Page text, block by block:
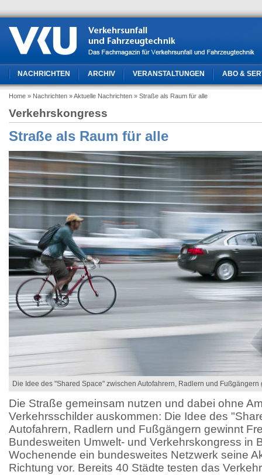
NACHRICHTEN ARCHIV VERANSTALTUNGEN ABO &
Home » Nachrichten » Aktuelle Nachrichten » Straße als Raum für alle
Verkehrskongress
Straße als Raum für alle
Die Idee des "Shared Space" zwischen Autofahrern, Radlern und Fußgängern
Die Straße gemeinsam nutzen und dabei ohne
Verkehrsschilder auskommen: Die Idee des
Autofahrern, Radlern und Fußgängern gewinnt
Bundesweiten Umwelt- und Verkehrskongress in
Wochenende ein bundesweites Netzwerk seine
Richtung vor. Bereits 40 Städte testen das